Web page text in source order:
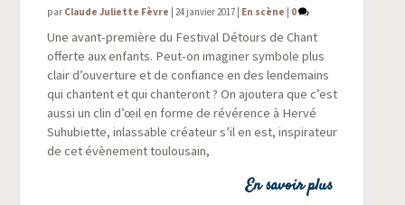
par Claude Juliette Fèvre |24 janvier 2017 | En scène | 0
Une avant-pre­mière du Fes­ti­val Détours de Chant
offerte aux enfants. Peut-on ima­gi­ner sym­bole plus
clair d’ou­ver­ture et de confiance en des len­de­mains
qui chantent et qui chan­te­ront ? On ajou­te­ra que c’est
aus­si un clin d’œil en forme de révé­rence à Her­vé
Suhu­biette, inlas­sable créa­teur s’il en est, ins­pi­ra­teur
de cet évè­ne­ment toulousain,
En savoir plus